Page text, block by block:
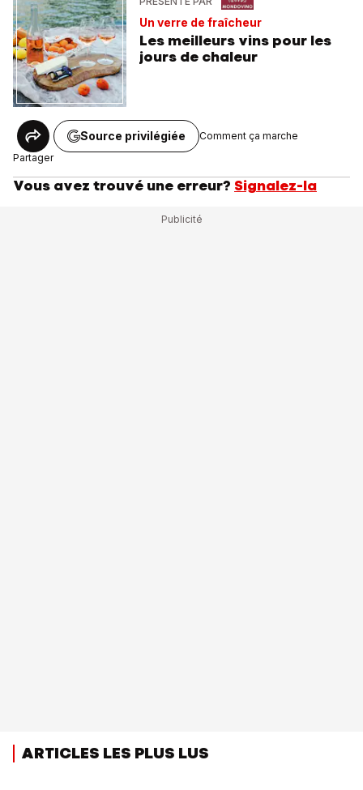
Un verre de fraîcheur
Les meilleurs vins pour les
jours de chaleur
Partager
Source privilégiée Comment ça marche
Vous avez trouvé une erreur? Signalez-la
ARTICLES LES PLUS LUS